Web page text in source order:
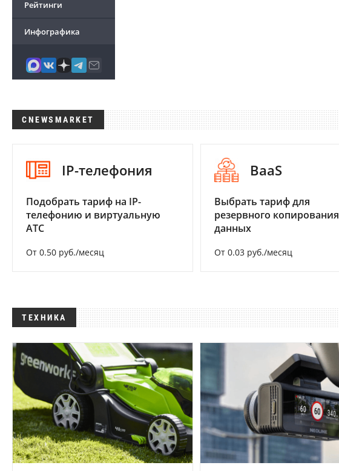
Рейтинги
Инфографика
CNEWSMARKET
IP-телефония
Подобрать тариф на IP-
телефонию и виртуальную
АТС
От 0.50 руб./месяц
BaaS
Выбрать тариф для
резервного копирования
данных
От 0.03 руб./месяц
ТЕХНИКА